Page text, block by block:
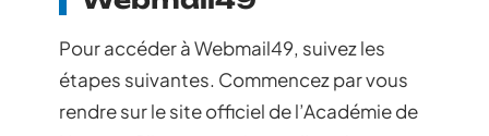
Pour accéder à Webmail49, suivez les
étapes suivantes. Commencez par vous
rendre sur le site officiel de l’Académie de